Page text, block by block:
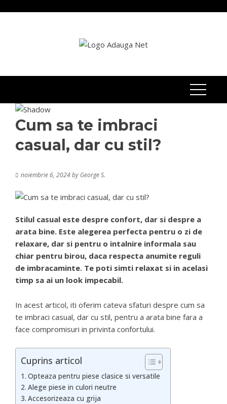
Cum sa te imbraci
casual, dar cu stil?
noiembrie 6, 2024by George S.
Stilul casual este despre confort, dar si despre a
arata bine. Este alegerea perfecta pentru o zi de
relaxare, dar si pentru o intalnire informala sau
chiar pentru birou, daca respecta anumite reguli
de imbracaminte. Te poti simti relaxat si in acelasi
timp sa ai un look impecabil.
In acest articol, iti oferim cateva sfaturi despre cum sa
te imbraci casual, dar cu stil, pentru a arata bine fara a
face compromisuri in privinta confortului.
Cuprins articol
Opteaza pentru piese clasice si versatile
Alege piese in culori neutre
Accesorizeaza cu grija